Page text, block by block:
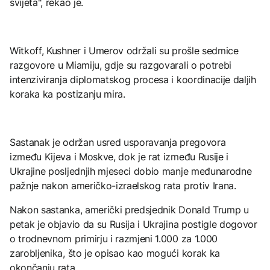
Witkoff, Kushner i Umerov održali su prošle sedmice
razgovore u Miamiju, gdje su razgovarali o potrebi
intenziviranja diplomatskog procesa i koordinacije daljih
koraka ka postizanju mira.
Sastanak je održan usred usporavanja pregovora
između Kijeva i Moskve, dok je rat između Rusije i
Ukrajine posljednjih mjeseci dobio manje međunarodne
pažnje nakon američko-izraelskog rata protiv Irana.
Nakon sastanka, američki predsjednik Donald Trump u
petak je objavio da su Rusija i Ukrajina postigle dogovor
o trodnevnom primirju i razmjeni 1.000 za 1.000
zarobljenika, što je opisao kao mogući korak ka
okončanju rata.